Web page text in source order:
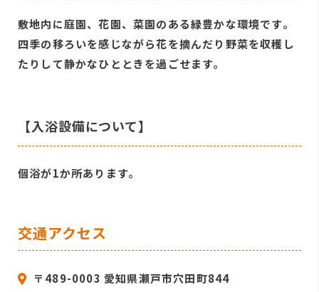
敷地内に庭園、花園、菜園のある緑豊かな環境です。
四季の移ろいを感じながら花を摘んだり野菜を収穫し
たりして静かなひとときを過ごせます。
【入浴設備について】
個浴が1か所あります。
交通アクセス
〒489-0003 愛知県瀬戸市穴田町844